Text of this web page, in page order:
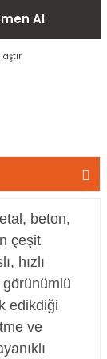
Al
beton,
çeşit
hızlı
edikdiği
ve